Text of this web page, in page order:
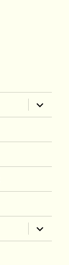
öffnen
öffnen